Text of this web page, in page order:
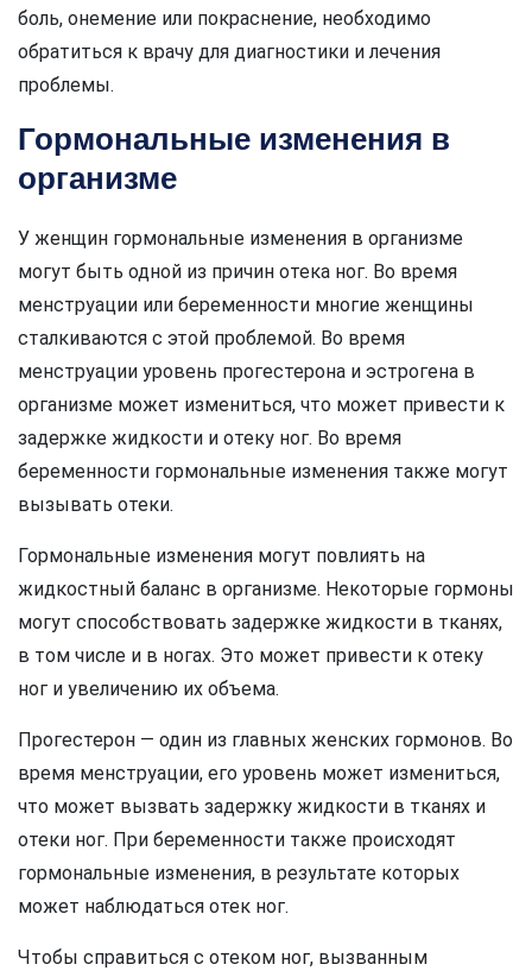
боль, онемение или покраснение, необходимо
обратиться к врачу для диагностики и лечения
проблемы.
Гормональные изменения в
организме
У женщин гормональные изменения в организме
могут быть одной из причин отека ног. Во время
менструации или беременности многие женщины
сталкиваются с этой проблемой. Во время
менструации уровень прогестерона и эстрогена в
организме может измениться, что может привести к
задержке жидкости и отеку ног. Во время
беременности гормональные изменения также могут
вызывать отеки.
Гормональные изменения могут повлиять на
жидкостный баланс в организме. Некоторые гормоны
могут способствовать задержке жидкости в тканях,
в том числе и в ногах. Это может привести к отеку
ног и увеличению их объема.
Прогестерон — один из главных женских гормонов. Во
время менструации, его уровень может измениться,
что может вызвать задержку жидкости в тканях и
отеки ног. При беременности также происходят
гормональные изменения, в результате которых
может наблюдаться отек ног.
Чтобы справиться с отеком ног, вызванным